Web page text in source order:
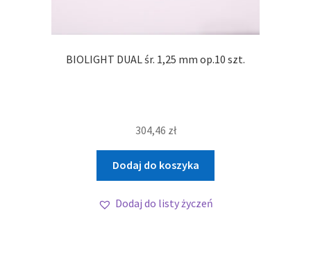
BIOLIGHT DUAL śr. 1,25 mm op.10 szt.
304,46 zł
Dodaj do koszyka
Dodaj do listy życzeń